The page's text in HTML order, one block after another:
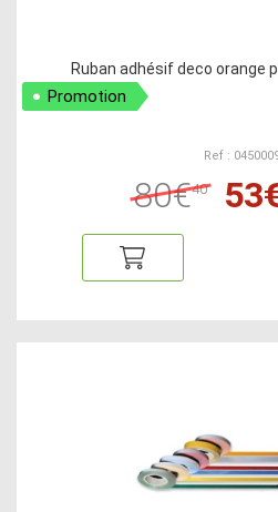
Ruban adhésif deco orange
Promotion
Ref :
80€40